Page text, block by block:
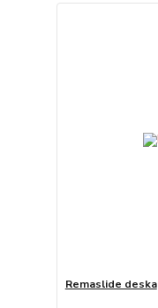
Remaslide deska